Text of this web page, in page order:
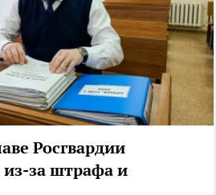
Росгвардии
за штрафа и